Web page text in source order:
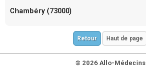
Chambéry (73000)
Retour Haut de page
© 2026 Allo-Médecins